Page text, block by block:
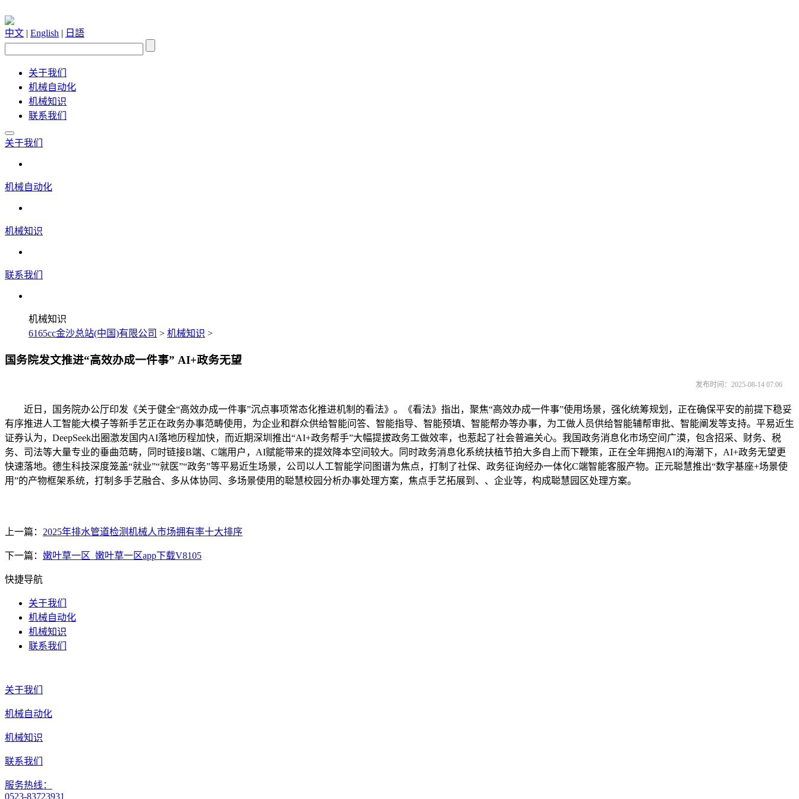
中文 | English | 日語
关于我们
机械自动化
机械知识
联系我们
关于我们
机械自动化
机械知识
联系我们
机械知识
6165cc金沙总站(中国)有限公司 > 机械知识 >
国务院发文推进“高效办成一件事” AI+政务无望
发布时间：2025-08-14 07:06
近日，国务院办公厅印发《关于健全“高效办成一件事”沉点事项常态化推进机制的看法》。《看法》指出，聚焦“高效办成一件事”使用场景，强化统筹规划，正在确保平安的前提下稳妥
有序推进人工智能大模子等新手艺正在政务办事范畴使用，为企业和群众供给智能问答、智能指导、智能预填、智能帮办等办事，为工做人员供给智能辅帮审批、智能阐发等支持。平易近生
证券认为，DeepSeek出圈激发国内AI落地历程加快，而近期深圳推出“AI+政务帮手”大幅提拔政务工做效率，也惹起了社会普遍关心。我国政务消息化市场空间广漠，包含招采、财务、税
务、司法等大量专业的垂曲范畴，同时链接B端、C端用户，AI赋能带来的提效降本空间较大。同时政务消息化系统扶植节拍大多自上而下鞭策，正在全年拥抱AI的海潮下，AI+政务无望更
快速落地。德生科技深度笼盖“就业”“就医”“政务”等平易近生场景，公司以人工智能学问图谱为焦点，打制了社保、政务征询经办一体化C端智能客服产物。正元聪慧推出“数字基座+场景使
用”的产物框架系统，打制多手艺融合、多从体协同、多场景使用的聪慧校园分析办事处理方案，焦点手艺拓展到、、企业等，构成聪慧园区处理方案。
上一篇： 2025年排水管道检测机械人市场拥有率十大排序
下一篇： 嫩叶草一区_嫩叶草一区app下载V8105
快捷导航
关于我们
机械自动化
机械知识
联系我们
关于我们
机械自动化
机械知识
联系我们
服务热线：
0523-83723931